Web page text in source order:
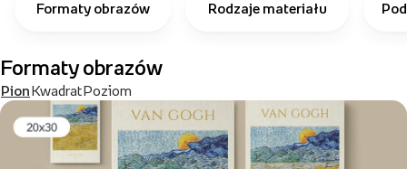
Formaty obrazów Rodzaje materiału
Formaty obrazów
PionKwadratPoziom